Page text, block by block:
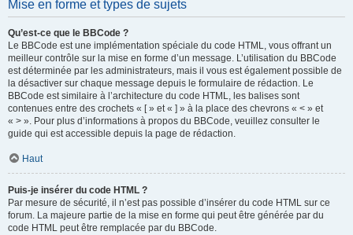
Mise en forme et types de sujets
Qu’est-ce que le BBCode ?
Le BBCode est une implémentation spéciale du code HTML, vous offrant un
meilleur contrôle sur la mise en forme d’un message. L’utilisation du BBCode
est déterminée par les administrateurs, mais il vous est également possible de
la désactiver sur chaque message depuis le formulaire de rédaction. Le
BBCode est similaire à l’architecture du code HTML, les balises sont
contenues entre des crochets « [ » et « ] » à la place des chevrons « < » et
« > ». Pour plus d’informations à propos du BBCode, veuillez consulter le
guide qui est accessible depuis la page de rédaction.
Haut
Puis-je insérer du code HTML ?
Par mesure de sécurité, il n’est pas possible d’insérer du code HTML sur ce
forum. La majeure partie de la mise en forme qui peut être générée par du
code HTML peut être remplacée par du BBCode.